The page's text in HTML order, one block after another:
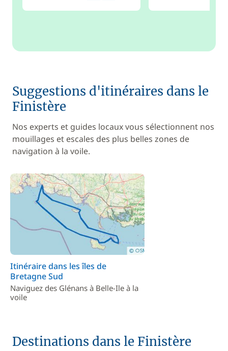
Suggestions d'itinéraires dans le
Finistère
Nos experts et guides locaux vous sélectionnent nos
mouillages et escales des plus belles zones de
navigation à la voile.
Itinéraire dans les îles de
Bretagne Sud
Naviguez des Glénans à Belle-Ile à la
voile
Destinations dans le Finistère